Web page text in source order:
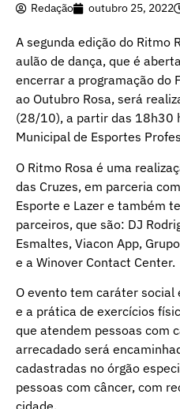
Redação outubro 25, 2022
A segunda edição do Ritmo
aulão de dança, que é
encerrar a programação do
ao Outubro Rosa, será
(28/10), a partir das 18h30
Municipal de Esportes
O Ritmo Rosa é uma
das Cruzes, em parceria
Esporte e Lazer e também
parceiros, que são: DJ
Esmaltes, Viacon App,
e a Winover Contact Center.
O evento tem caráter social
e a prática de exercícios
que atendem pessoas com
arrecadado será
cadastradas no órgão
pessoas com câncer, com